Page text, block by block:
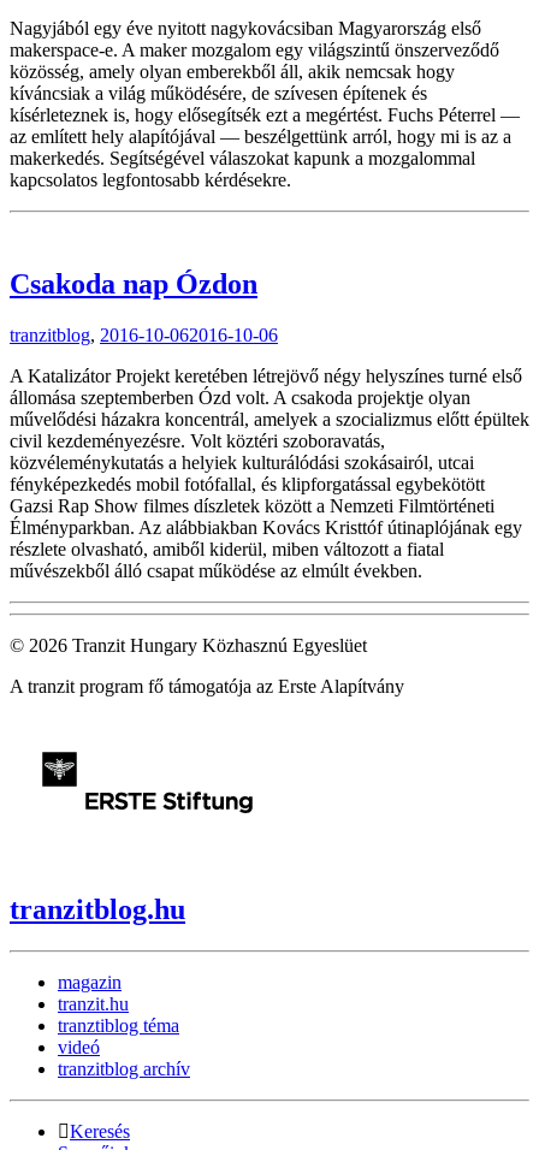
Nagyjából egy éve nyitott nagykovácsiban Magyarország első
makerspace-e. A maker mozgalom egy világszintű önszerveződő
közösség, amely olyan emberekből áll, akik nemcsak hogy
kíváncsiak a világ működésére, de szívesen építenek és
kísérleteznek is, hogy elősegítsék ezt a megértést. Fuchs Péterrel —
az említett hely alapítójával — beszélgettünk arról, hogy mi is az a
makerkedés. Segítségével válaszokat kapunk a mozgalommal
kapcsolatos legfontosabb kérdésekre.
Csakoda nap Ózdon
tranzitblog, 2016-10-062016-10-06
A Katalizátor Projekt keretében létrejövő négy helyszínes turné első
állomása szeptemberben Ózd volt. A csakoda projektje olyan
művelődési házakra koncentrál, amelyek a szocializmus előtt épültek
civil kezdeményezésre. Volt köztéri szoboravatás,
közvéleménykutatás a helyiek kulturálódási szokásairól, utcai
fényképezkedés mobil fotófallal, és klipforgatással egybekötött
Gazsi Rap Show filmes díszletek között a Nemzeti Filmtörténeti
Élményparkban. Az alábbiakban Kovács Kristtóf útinaplójának egy
részlete olvasható, amiből kiderül, miben változott a fiatal
művészekből álló csapat működése az elmúlt években.
© 2026 Tranzit Hungary Közhasznú Egyeslüet
A tranzit program fő támogatója az Erste Alapítvány
tranzitblog.hu
magazin
tranzit.hu
tranztiblog téma
videó
tranzitblog archív
Keresés